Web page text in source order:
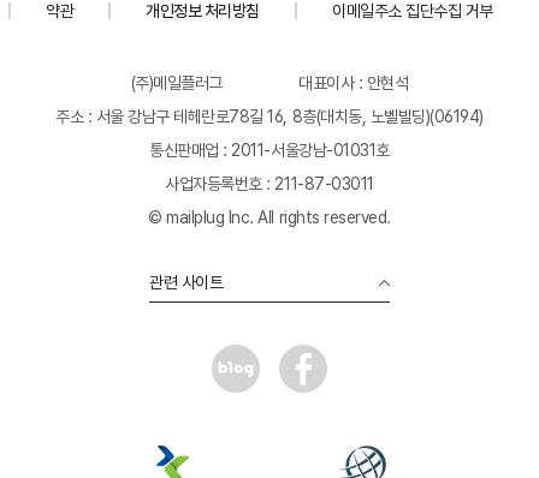
약관 개인정보 처리방침 이메일주소 집단수집 거부
(주)메일플러그
대표이사 : 안현석
주소 : 서울 강남구 테헤란로78길 16, 8층(대치동, 노벨빌딩)(06194)
통신판매업 : 2011-서울강남-01031호
사업자등록번호 : 211-87-03011
© mailplug Inc. All rights reserved.
관련 사이트